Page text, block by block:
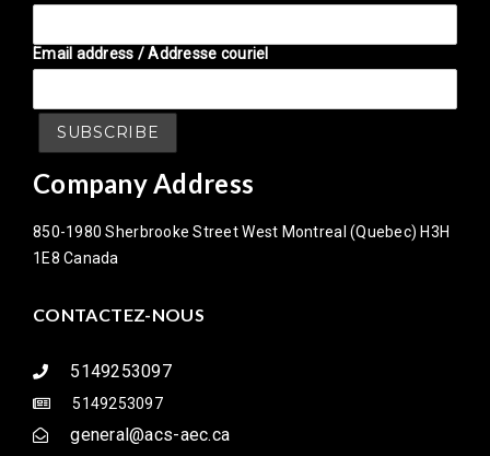
Email address / Addresse couriel
Company Address
850-1980 Sherbrooke Street West Montreal (Quebec) H3H
1E8 Canada
CONTACTEZ-NOUS
5149253097
5149253097
general@acs-aec.ca